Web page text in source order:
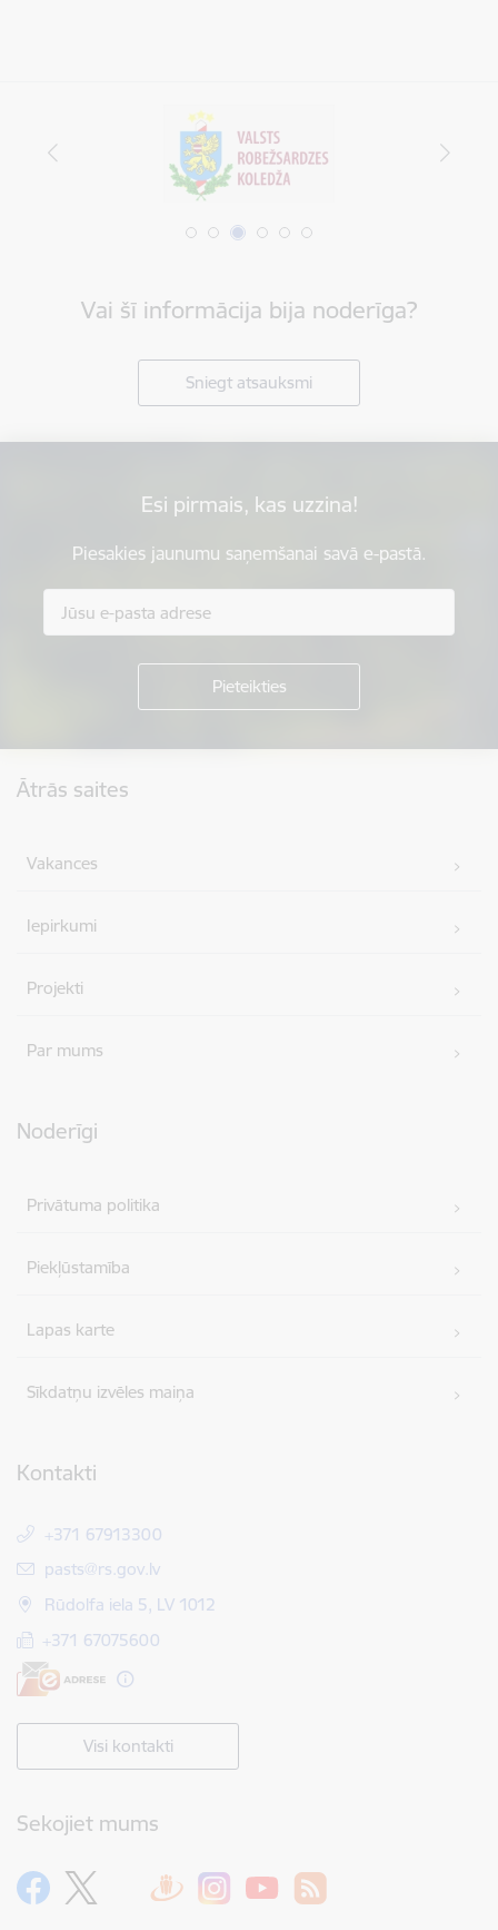
Vai šī informācija bija noderīga?
Sniegt atsauksmi
Esi pirmais, kas uzzina!
Piesakies jaunumu saņemšanai savā e-pastā.
Ātrās saites
Vakances
Iepirkumi
Projekti
Par mums
Noderīgi
Privātuma politika
Piekļūstamība
Lapas karte
Sīkdatņu izvēles maiņa
Kontakti
+371 67913300
E-pasts:
pasts@rs.gov.lv
Rūdolfa iela 5, LV 1012
+371 67075600
Visi kontakti
Sekojiet mums